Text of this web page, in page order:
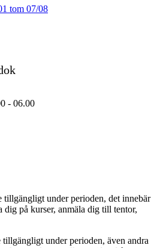
tom 07/08
- 06.00
tillgängligt under perioden, det innebär
dig på kurser, anmäla dig till tentor,
tillgängligt under perioden, även andra